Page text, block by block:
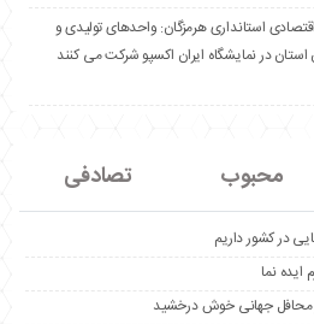
استانداری هرمزگان: واحدهای تولیدی و
استان در نمایشگاه ایران اکسپو شرکت می کنند
محبوب تصادفی
در کشور داریم
ایده نما
محافل جهانی خوش درخشید